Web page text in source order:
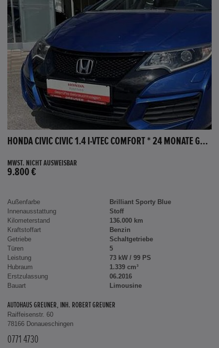
HONDA CIVIC CIVIC 1.4 I-VTEC COMFORT * 24 MONATE GARANTIE *
MWST. NICHT AUSWEISBAR
9.800 €
Außenfarbe
Brilliant Sporty Blue
Innenausstattung
Stoff
Kilometerstand
136.000 km
Kraftstoffart
Benzin
Getriebe
Schaltgetriebe
Türen
5
Leistung
73 kW / 99 PS
Hubraum
1.339 cm³
Erstzulassung
06.2016
Bauart
Limousine
AUTOHAUS GREUNER, INH. ROBERT GREUNER
Raiffeisenstr. 60
78166 Donaueschingen
0771 4730